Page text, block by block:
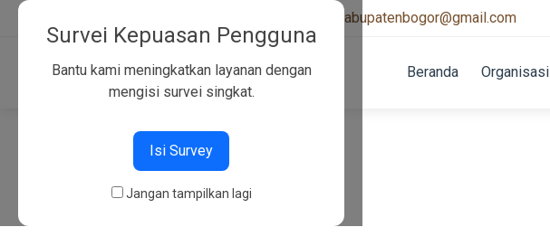
kwarcabkabupatenbogor@gmail.com
Beranda Organisasi
404
Survei Kepuasan Pengguna
Bantu kami meningkatkan layanan dengan
mengisi survei singkat.
Isi Survey
Jangan tampilkan lagi